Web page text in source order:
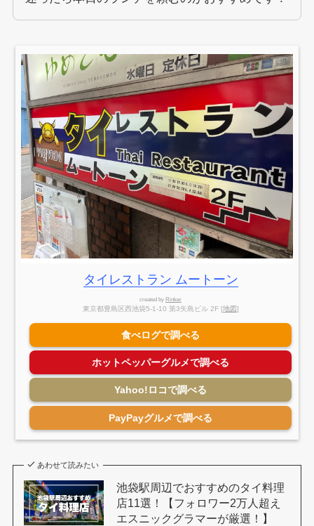
タイレストラン ムートーン
created by Rinker
東京都豊島区西池袋5-1-10 第3矢島ビル 2F [地図]
食べログで調べる
ホットペッパーグルメで調べる
Yahoo!ロコで調べる
PayPayグルメで調べる
あわせて読みたい
池袋駅周辺でおすすめのタイ料理
店11選！【フォロワー2万人超え
エスニックグラマーが厳選！】